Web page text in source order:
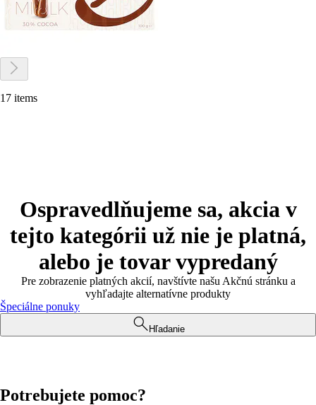
17 items
Ospravedlňujeme sa, akcia v
tejto kategórii už nie je platná,
alebo je tovar vypredaný
Pre zobrazenie platných akcií, navštívte našu Akčnú stránku a
vyhľadajte alternatívne produkty
Špeciálne ponuky
Hľadanie
Potrebujete pomoc?